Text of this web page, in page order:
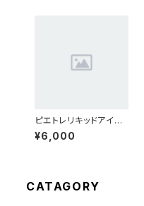
ピエトレリキッドアイス
コーヒー3本セット
¥6,000
CATAGORY